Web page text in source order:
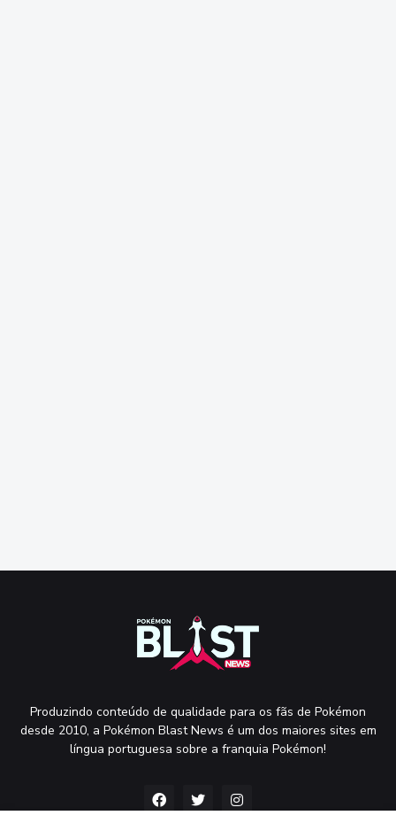
Produzindo conteúdo de qualidade para os fãs de Pokémon
desde 2010, a Pokémon Blast News é um dos maiores sites em
língua portuguesa sobre a franquia Pokémon!